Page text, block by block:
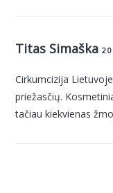
Titas Simaška
Cirkumcizija
priežasčių.
tačiau kiekvienas